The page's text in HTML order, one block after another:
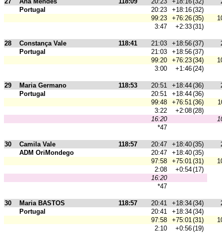
Portugal
20:23 +18:16(32)
99:23
+76:26(35)
3:47
+2:33(31)
28 Constança Vale 118:41 21:03 +18:56(37)
Portugal
21:03 +18:56(37)
99:20
+76:23(34)
3:00
+1:46(24)
29 Maria Germano 118:53 20:51 +18:44(36)
Portugal
20:51 +18:44(36)
99:48
+76:51(36)
3:22
+2:08(28)
16:20
*47
30 Camila Vale 118:57 20:47 +18:40(35)
ADM OriMondego
20:47 +18:40(35)
97:58
+75:01(31)
2:08
+0:54(17)
16:20
*47
30 Maria BASTOS 118:57 20:41 +18:34(34)
Portugal
20:41 +18:34(34)
97:58
+75:01(31)
2:10
+0:56(19)